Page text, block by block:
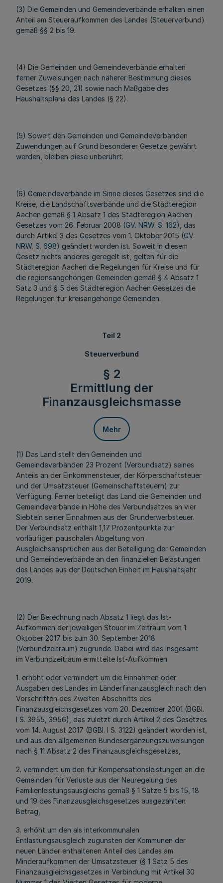
(3) Die Gemeinden und Gemeindeverbände erhalten einen
Anteil am Steueraufkommen des Landes (Steuerverbund)
gemäß §§ 2 bis 19.
(4) Die Gemeinden und Gemeindeverbände erhalten
ferner Zuweisungen nach näherer Bestimmung dieses
Gesetzes (§§ 20, 21) sowie nach Maßgabe des
Haushaltsplans des Landes (§ 22).
(5) Soweit den Gemeinden und Gemeindeverbänden
Zuwendungen auf Grund besonderer Gesetze gewährt
werden, bleiben diese unberührt.
(6) Gemeindeverbände im Sinne dieses Gesetzes sind die
Kreise, die Landschaftsverbände und die Städteregion
Aachen gemäß § 1 Absatz 1 des Städteregion Aachen
Gesetzes vom 26. Februar 2008 (GV. NRW. S. 162), das
durch Artikel 3 des Gesetzes vom 1. Oktober 2015 (GV.
NRW. S. 698) geändert worden ist. Soweit in diesem
Gesetz nichts anderes geregelt ist, gelten für die
Städteregion Aachen die Regelungen für Kreise und für
die regionsangehörigen Gemeinden gemäß § 4 Absatz 1
Satz 3 und § 5 des Städteregion Aachen Gesetzes die
Regelungen für kreisangehörige Gemeinden.
Teil 2
Steuerverbund
§ 2
Ermittlung der
Finanzausgleichsmasse
Mehr
(1) Das Land stellt den Gemeinden und
Gemeindeverbänden 23 Prozent (Verbundsatz) seines
Anteils an der Einkommensteuer, der Körperschaftsteuer
und der Umsatzsteuer (Gemeinschaftsteuern) zur
Verfügung. Ferner beteiligt das Land die Gemeinden und
Gemeindeverbände in Höhe des Verbundsatzes an vier
Siebteln seiner Einnahmen aus der Grunderwerbsteuer.
Der Verbundsatz enthält 1,17 Prozentpunkte zur
vorläufigen pauschalen Abgeltung von
Ausgleichsansprüchen aus der Beteiligung der Gemeinden
und Gemeindeverbände an den finanziellen Belastungen
des Landes aus der Deutschen Einheit im Haushaltsjahr
2019.
(2) Der Berechnung nach Absatz 1 liegt das Ist-
Aufkommen der jeweiligen Steuer im Zeitraum vom 1.
Oktober 2017 bis zum 30. September 2018
(Verbundzeitraum) zugrunde. Dabei wird das insgesamt
im Verbundzeitraum ermittelte Ist-Aufkommen
1. erhöht oder vermindert um die Einnahmen oder
Ausgaben des Landes im Länderfinanzausgleich nach den
Vorschriften des Zweiten Abschnitts des
Finanzausgleichsgesetzes vom 20. Dezember 2001 (BGBl.
I S. 3955, 3956), das zuletzt durch Artikel 2 des Gesetzes
vom 14. August 2017 (BGBl. I S. 3122) geändert worden ist,
und aus den allgemeinen Bundesergänzungszuweisungen
nach § 11 Absatz 2 des Finanzausgleichsgesetzes,
2. vermindert um den für Kompensationsleistungen an die
Gemeinden für Verluste aus der Neuregelung des
Familienleistungsausgleichs gemäß § 1 Sätze 5 bis 15, 18
und 19 des Finanzausgleichsgesetzes ausgezahlten
Betrag,
3. erhöht um den als interkommunalen
Entlastungsausgleich zugunsten der Kommunen der
neuen Länder enthaltenen Anteil des Landes am
Minderaufkommen der Umsatzsteuer (§ 1 Satz 5 des
Finanzausgleichsgesetzes in Verbindung mit Artikel 30